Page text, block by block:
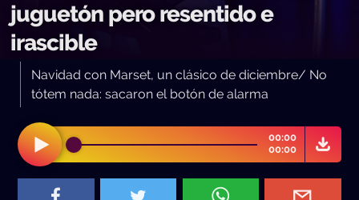
juguetón pero resentido e
irascible
Navidad con Marset, un clásico de diciembre/ No
tótem nada: sacaron el botón de alarma
00:00
00:00